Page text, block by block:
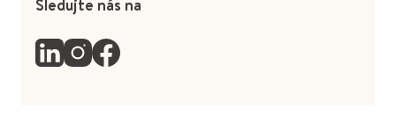
Sledujte nás na